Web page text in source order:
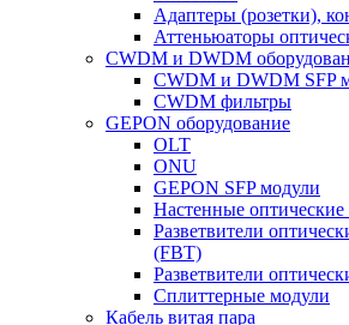
Адаптеры (розетки),
Аттеньюаторы
CWDM и DWDM
CWDM и DWDM SFP
CWDM фильтры
GEPON оборудование
OLT
ONU
GEPON SFP модули
Настенные
Разветвители
(FBT)
Разветвители
Сплиттерные модули
Кабель витая пара